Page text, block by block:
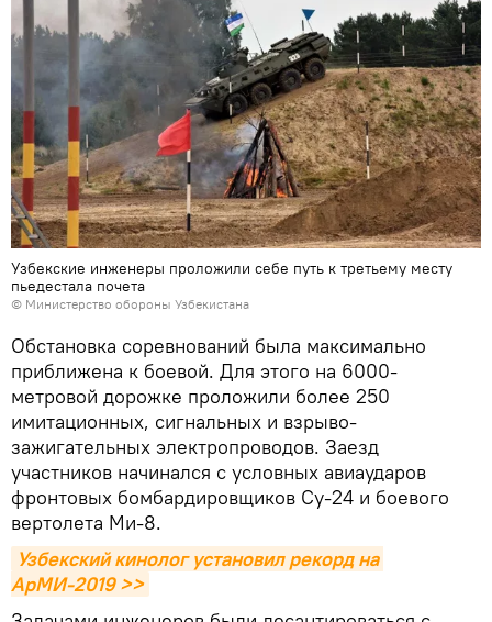
Узбекские инженеры проложили себе путь к третьему месту
пьедестала почета
© Министерство обороны Узбекистана
Обстановка соревнований была максимально
приближена к боевой. Для этого на 6000-
метровой дорожке проложили более 250
имитационных, сигнальных и взрыво-
зажигательных электропроводов. Заезд
участников начинался с условных авиаударов
фронтовых бомбардировщиков Су-24 и боевого
вертолета Ми-8.
Узбекский кинолог установил рекорд на
АрМИ-2019 >>